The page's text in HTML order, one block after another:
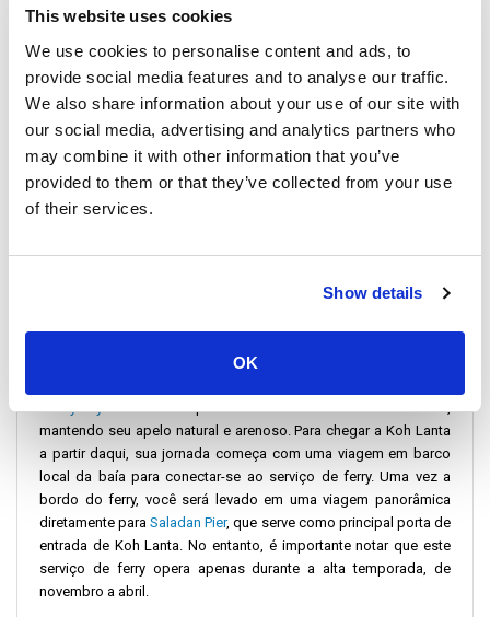
This website uses cookies
We use cookies to personalise content and ads, to
provide social media features and to analyse our traffic.
We also share information about your use of our site with
our social media, advertising and analytics partners who
may combine it with other information that you’ve
provided to them or that they’ve collected from your use
of their services.
Show details
OK
Quando o sol se põe abaixo do horizonte, pintando o céu com
tons de laranja e roxo, a verdadeira essência de Koh Lanta é
profunda que oferece. É um lugar onde memórias são feitas,
onde o agito da vida é substituído pelo ritmo relaxante do tempo
da ilha, e onde cada viajante encontra algo que fala ao seu
coração.
principais opções de transporte disponíveis. Aqui está como
De Railay Bay para Saladan Pier de ferry
Railay Bayé um local de praia idílico sem estruturas de concreto,
mantendo seu apelo natural e arenoso. Para chegar a Koh Lanta
a partir daqui, sua jornada começa com uma viagem em barco
local da baía para conectar-se ao serviço de ferry. Uma vez a
bordo do ferry, você será levado em uma viagem panorâmica
diretamente paraSaladan Pier, que serve como principal porta de
entrada de Koh Lanta. No entanto, é importante notar que este
serviço de ferry opera apenas durante a alta temporada, de
novembro a abril.